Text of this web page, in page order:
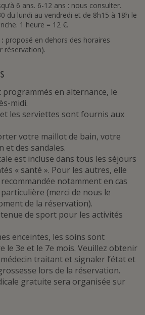
6 ans. 6-12 ans : nous consulter.
du lundi au vendredi et de 8h15 à 18h le
1 heure = 12 €.
proposé en dehors des horaires
réservation).
programmés en alternance, le
midi.
les serviettes sont fournis aux
votre maillot de bain, votre
et des sandales.
est incluse dans tous les séjours
« santé ». Pour les autres, elle
notamment en cas
(merci de nous le
de la réservation).
de sport pour les activités
enceintes, les soins sont
le 3e et le 7e mois. Veuillez obtenir
médecin traitant et signaler l’état et
lors de la réservation.
gratuite sera organisée sur